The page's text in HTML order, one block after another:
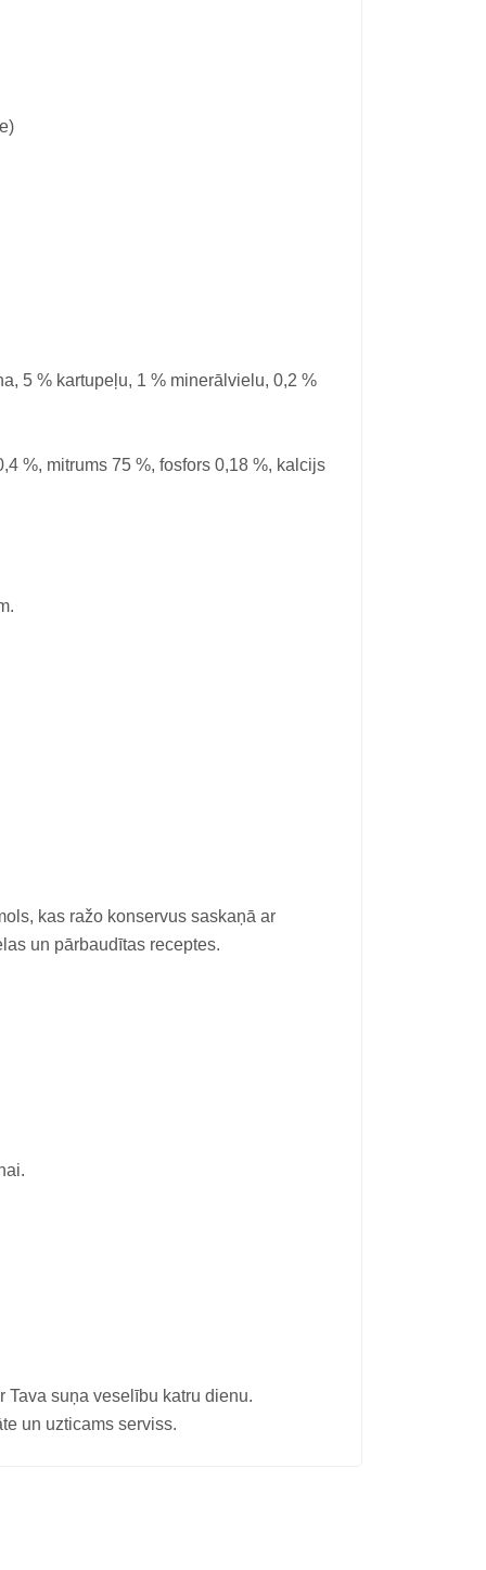
5 % kartupeļu, 1 % minerālvielu, 0,2 %
%, mitrums 75 %, fosfors 0,18 %, kalcijs
kas ražo konservus saskaņā ar
un pārbaudītas receptes.
suņa veselību katru dienu.
un uzticams serviss.